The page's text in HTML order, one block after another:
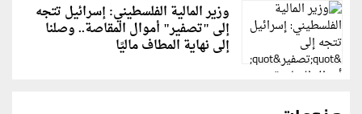
وزير المالية الفلسطيني: إسرائيل تتجه
إلى "تصفير" أموال المقاصة.. وصلنا
إلى نهاية المطاف ماليًا